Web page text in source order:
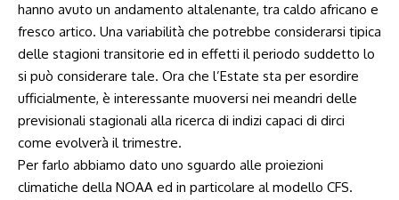
hanno avuto un andamento altalenante, tra caldo africano e
fresco artico. Una variabilità che potrebbe considerarsi tipica
delle stagioni transitorie ed in effetti il periodo suddetto lo
si può considerare tale. Ora che l’Estate sta per esordire
ufficialmente, è interessante muoversi nei meandri delle
previsionali stagionali alla ricerca di indizi capaci di dirci
come evolverà il trimestre.
Per farlo abbiamo dato uno sguardo alle proiezioni
climatiche della NOAA ed in particolare al modello CFS.